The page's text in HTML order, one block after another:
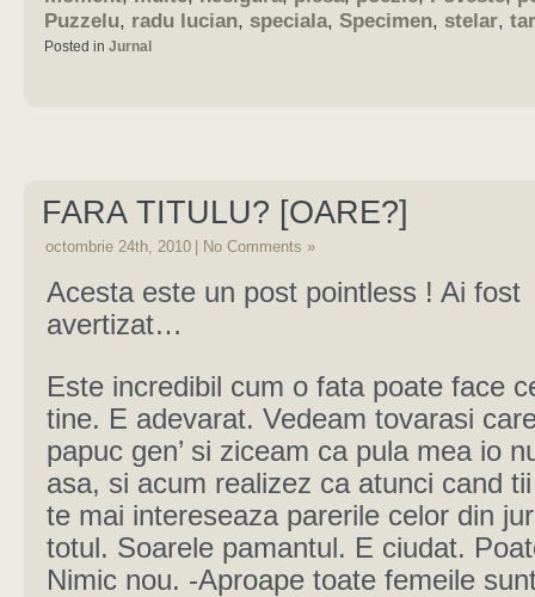
Puzzelu, radu lucian, speciala, Specimen, stelar,
Posted in Jurnal
FARA TITULU? [OARE?]
octombrie 24th, 2010 No Comments »
Acesta este un post pointless ! Ai fost
avertizat…
Este incredibil cum o fata poate face
tine. E adevarat. Vedeam tovarasi
papuc gen’ si ziceam ca pula mea io
asa, si acum realizez ca atunci cand
te mai intereseaza parerile celor din
totul. Soarele pamantul. E ciudat.
Nimic nou. -Aproape toate femeile